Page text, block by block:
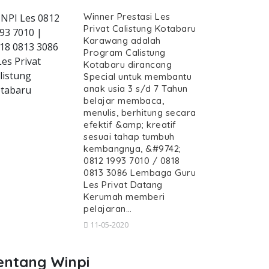
calistung-kotabaru--guru-
Privat Calistung Kotabaru,
Kotabaru, Guru Calistung datang
Les Privat Calistung
Calistung Kotabaru, Guru
Les 0812
7010 |
0813 3086
Privat
Winner Prestasi Les
Privat Calistung Kotabaru
Karawang adalah
Program Calistung
Kotabaru dirancang
Special untuk membantu
anak usia 3 s/d 7 Tahun
belajar membaca,
menulis, berhitung secara
efektif &amp; kreatif
sesuai tahap tumbuh
kembangnya, &#9742;
0812 1993 7010 / 0818
0813 3086 Lembaga Guru
Les Privat Datang
Kerumah memberi
pelajaran…
11-05-2020
Winpi